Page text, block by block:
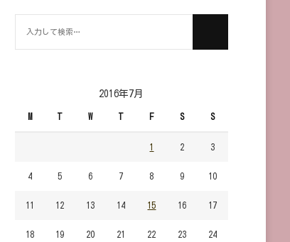
2016年7月
M T W T F S S
1 2 3
4 5 6 7 8 9 10
11 12 13 14 15 16 17
18 19 20 21 22 23 24